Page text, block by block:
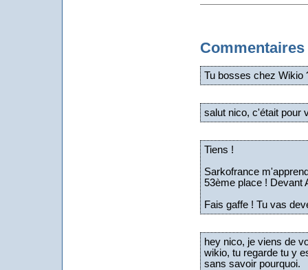
Commentaires
Tu bosses chez Wikio
salut nico, c'était pour
Tiens !
Sarkofrance
53ème place ! Devant
Fais gaffe ! Tu vas
hey nico, je viens de
wikio, tu regarde tu y
sans savoir pourquoi.